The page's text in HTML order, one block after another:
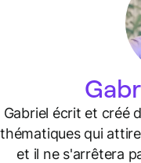
Gabriel écrit et créé
thématiques qui
et il ne s'arrêtera